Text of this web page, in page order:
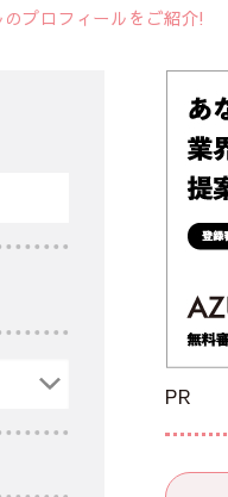
プロフィールをご紹介!
PR